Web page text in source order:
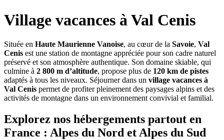
Village vacances à Val Cenis
Située en Haute Maurienne Vanoise, au cœur de la Savoie, Val
Cenis est une station de montagne appréciée pour son cadre naturel
préservé et son atmosphère authentique. Son domaine skiable, qui
culmine à 2 800 m d’altitude, propose plus de 120 km de pistes
adaptés à tous les niveaux. Séjourner dans un village vacances à
Val Cenis permet de profiter pleinement des paysages alpins et des
activités de montagne dans un environnement convivial et familial.
Explorez nos hébergements partout en
France : Alpes du Nord et Alpes du Sud